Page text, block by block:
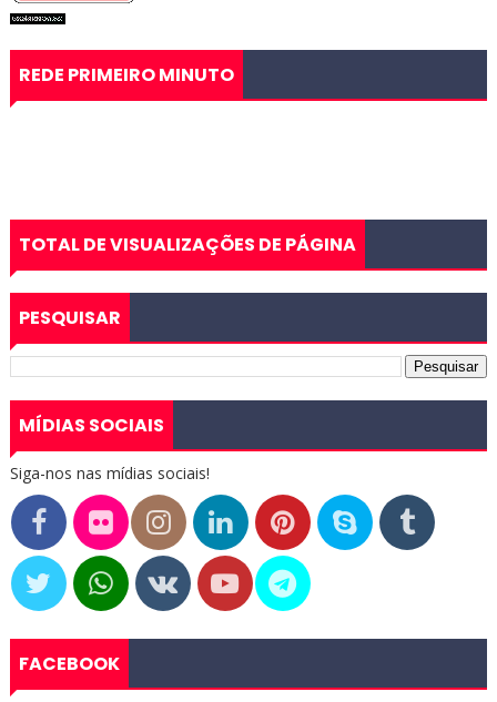
REDE PRIMEIRO MINUTO
TOTAL DE VISUALIZAÇÕES DE PÁGINA
PESQUISAR
MÍDIAS SOCIAIS
Siga-nos nas mídias sociais!
FACEBOOK